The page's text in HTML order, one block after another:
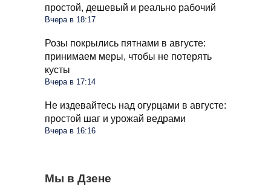
простой, дешевый и реально рабочий
Вчера в 18:17
Розы покрылись пятнами в августе:
принимаем меры, чтобы не потерять
кусты
Вчера в 17:14
Не издевайтесь над огурцами в августе:
простой шаг и урожай ведрами
Вчера в 16:16
Мы в Дзене
Может ли пассажир с верхней полки
сидеть на нижней: в РЖД дали четкий
Стиралка больше не прыгает по полу как
С 1 сентября в РФ меняются правила